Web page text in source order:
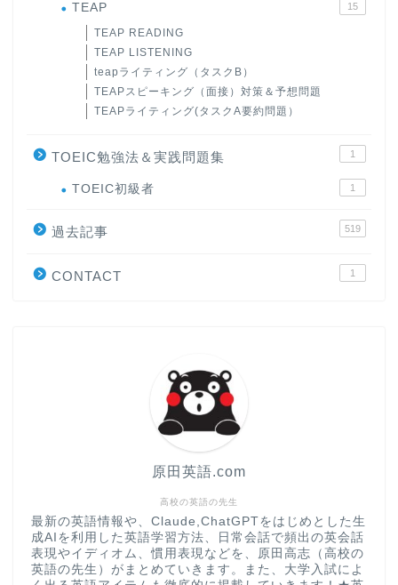
TEAP 15
TEAP READING
TEAP LISTENING
teapライティング（タスクB）
TEAPスピーキング（面接）対策＆予想問題
TEAPライティング(タスクA要約問題）
TOEIC勉強法＆実践問題集 1
TOEIC初級者 1
過去記事 519
CONTACT 1
高校の英語の先生
原田英語.com
最新の英語情報や、Claude,ChatGPTをはじめとした生
成AIを利用した英語学習方法、日常会話で頻出の英会話
表現やイディオム、慣用表現などを、原田高志（高校の
英語の先生）がまとめていきます。また、大学入試によ
大学入試英語対策講座
英語名言・格言・カッコい
い英語＆素敵な英文フレー
CONTACT